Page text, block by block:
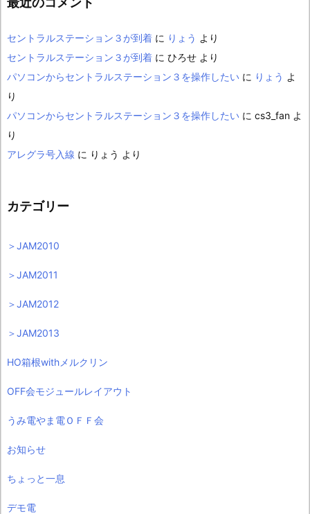
セントラルステーション３が到着 に りょう より
セントラルステーション３が到着 に ひろせ より
パソコンからセントラルステーション３を操作したい に りょう よ
り
パソコンからセントラルステーション３を操作したい に cs3_fan よ
り
アレグラ号入線 に りょう より
カテゴリー
＞JAM2010
＞JAM2011
＞JAM2012
＞JAM2013
HO箱根withメルクリン
OFF会モジュールレイアウト
うみ電やま電ＯＦＦ会
お知らせ
ちょっと一息
デモ電